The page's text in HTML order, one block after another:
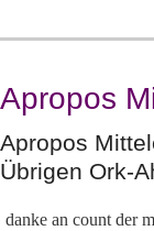
Apropos
Apropos
Übrigen Ork-
danke an count der